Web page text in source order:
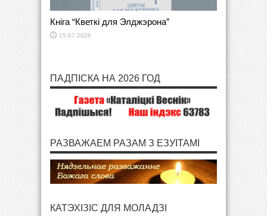
Кніга “Кветкі для Элджэрона”
15.07.2026
ПАДПІСКА НА 2026 ГОД
РАЗВАЖАЕМ РАЗАМ З ЕЗУІТАМІ
КАТЭХІЗІС ДЛЯ МОЛАДЗІ